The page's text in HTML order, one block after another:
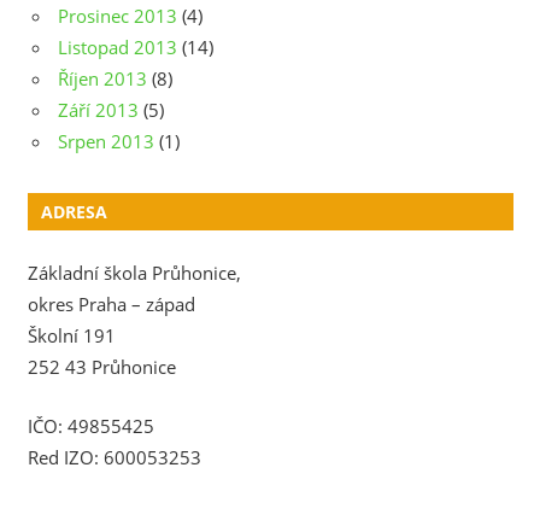
Prosinec 2013 (4)
Listopad 2013 (14)
Říjen 2013 (8)
Září 2013 (5)
Srpen 2013 (1)
ADRESA
Základní škola Průhonice,
okres Praha – západ
Školní 191
252 43 Průhonice
IČO: 49855425
Red IZO: 600053253